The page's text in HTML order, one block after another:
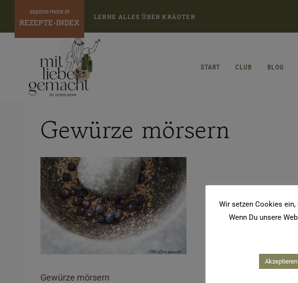
Inhalt
springen
REZEPTE-INDEX
LERNE ALLES ÜBER KRÄUTER
START CLUB BLOG
Gewürze mörsern
Gewürze mörsern
Wir setzen Cookies
Wenn Du unsere
Akzeptieren